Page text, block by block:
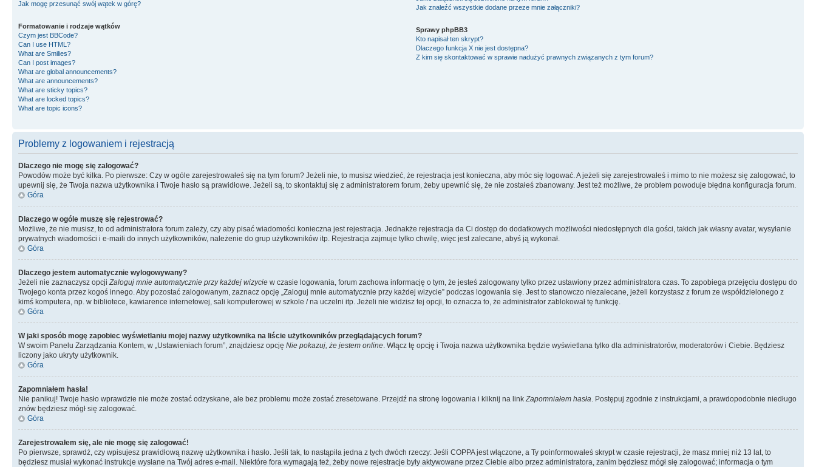
Jak mogę przesunąć swój wątek w górę?
Formatowanie i rodzaje wątków
Czym jest BBCode?
Can I use HTML?
What are Smilies?
Can I post images?
What are global announcements?
What are announcements?
What are sticky topics?
What are locked topics?
What are topic icons?
Jak znaleźć wszystkie dodane przeze mnie załączniki?
Sprawy phpBB3
Kto napisał ten skrypt?
Dlaczego funkcja X nie jest dostępna?
Z kim się skontaktować w sprawie nadużyć prawnych związanych z tym forum?
Problemy z logowaniem i rejestracją
Dlaczego nie mogę się zalogować?
Powodów może być kilka. Po pierwsze: Czy w ogóle zarejestrowałeś się na tym forum? Jeżeli nie, to musisz wiedzieć, że rejestracja jest konieczna, aby móc się logować. A jeżeli się zarejestrowałeś i mimo to nie możesz się zalogować, to
upewnij się, że Twoja nazwa użytkownika i Twoje hasło są prawidłowe. Jeżeli są, to skontaktuj się z administratorem forum, żeby upewnić się, że nie zostałeś zbanowany. Jest też możliwe, że problem powoduje błędna konfiguracja forum.
Góra
Dlaczego w ogóle muszę się rejestrować?
Możliwe, że nie musisz, to od administratora forum zależy, czy aby pisać wiadomości konieczna jest rejestracja. Jednakże rejestracja da Ci dostęp do dodatkowych możliwości niedostępnych dla gości, takich jak własny avatar, wysyłanie
prywatnych wiadomości i e-maili do innych użytkowników, należenie do grup użytkowników itp. Rejestracja zajmuje tylko chwilę, więc jest zalecane, abyś ją wykonał.
Góra
Dlaczego jestem automatycznie wylogowywany?
Jeżeli nie zaznaczysz opcjiZaloguj mnie automatycznie przy każdej wizycie w czasie logowania, forum zachowa informację o tym, że jesteś zalogowany tylko przez ustawiony przez administratora czas. To zapobiega przejęciu dostępu do
Twojego konta przez kogoś innego. Aby pozostać zalogowanym, zaznacz opcję „Zaloguj mnie automatycznie przy każdej wizycie” podczas logowania się. Jest to stanowczo niezalecane, jeżeli korzystasz z forum ze współdzielonego z
kimś komputera, np. w bibliotece, kawiarence internetowej, sali komputerowej w szkole / na uczelni itp. Jeżeli nie widzisz tej opcji, to oznacza to, że administrator zablokował tę funkcję.
Góra
W jaki sposób mogę zapobiec wyświetlaniu mojej nazwy użytkownika na liście użytkowników przeglądających forum?
W swoim Panelu Zarządzania Kontem, w „Ustawieniach forum”, znajdziesz opcję Nie pokazuj, że jestem online. Włącz tę opcję i Twoja nazwa użytkownika będzie wyświetlana tylko dla administratorów, moderatorów i Ciebie. Będziesz
liczony jako ukryty użytkownik.
Góra
Zapomniałem hasła!
Nie panikuj! Twoje hasło wprawdzie nie może zostać odzyskane, ale bez problemu może zostać zresetowane. Przejdź na stronę logowania i kliknij na linkZapomniałem hasła. Postępuj zgodnie z instrukcjami, a prawdopodobnie niedługo
znów będziesz mógł się zalogować.
Góra
Zarejestrowałem się, ale nie mogę się zalogować!
Po pierwsze, sprawdź, czy wpisujesz prawidłową nazwę użytkownika i hasło. Jeśli tak, to nastąpiła jedna z tych dwóch rzeczy: Jeśli COPPA jest włączone, a Ty poinformowałeś skrypt w czasie rejestracji, że masz mniej niż 13 lat, to
będziesz musiał wykonać instrukcje wysłane na Twój adres e-mail. Niektóre fora wymagają też, żeby nowe rejestracje były aktywowane przez Ciebie albo przez administratora, zanim będziesz mógł się zalogować; informacja o tym